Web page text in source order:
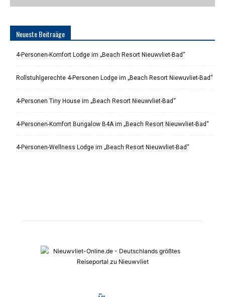
Neueste Beitraäge
4-Personen-Komfort Lodge im „Beach Resort Nieuwvliet-Bad“
Rollstuhlgerechte 4-Personen Lodge im „Beach Resort Niewuvliet-Bad“
4-Personen Tiny House im „Beach Resort Nieuwvliet-Bad“
4-Personen-Komfort Bungalow B4A im „Beach Resort Nieuwvliet-Bad“
4-Personen-Wellness Lodge im „Beach Resort Nieuwvliet-Bad“